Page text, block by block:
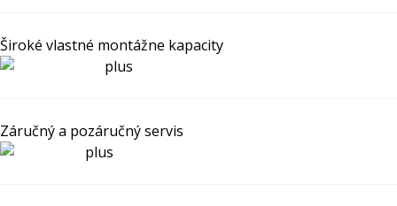
Široké vlastné montážne kapacity
Záručný a pozáručný servis